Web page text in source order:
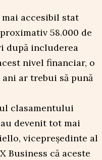
accesibil stat
58.000 de
după includerea
nivel financiar, o
ani ar trebui să pună
clasamentului
devenit tot mai
vicepreședinte al
Business că aceste